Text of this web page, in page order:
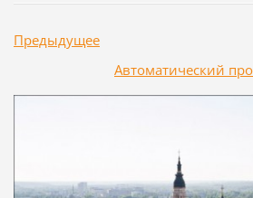
Предыдущее
Aвтоматический